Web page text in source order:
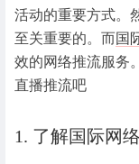
活动的重要方式。
至关重要的。而国
效的网络推流服务
直播推流吧
1. 了解国际网